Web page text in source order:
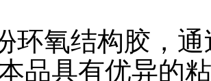
环氧结构胶，
品具有优异的